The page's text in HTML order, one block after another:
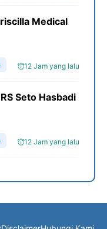
Medical
12 Jam yang lalu
Seto Hasbadi
12 Jam yang lalu